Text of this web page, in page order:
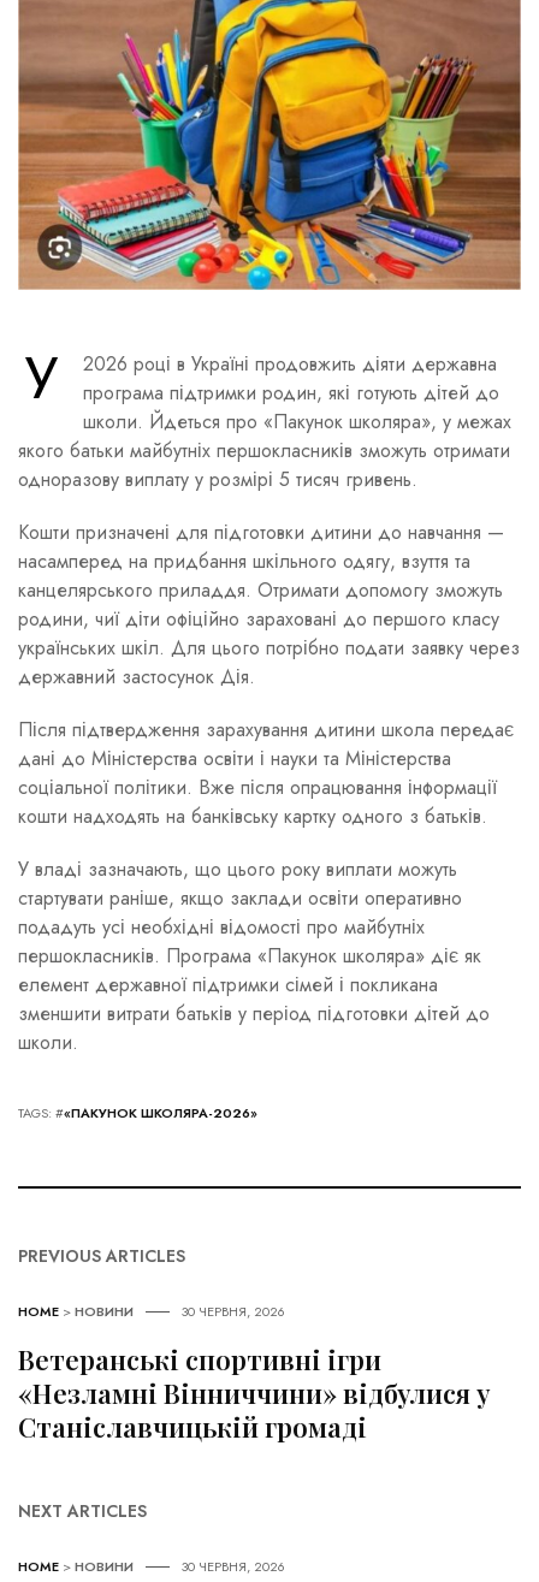
У
2026 році в Україні продовжить діяти державна
програма підтримки родин, які готують дітей до
школи. Йдеться про «Пакунок школяра», у межах
якого батьки майбутніх першокласників зможуть отримати
одноразову виплату у розмірі 5 тисяч гривень.
Кошти призначені для підготовки дитини до навчання —
насамперед на придбання шкільного одягу, взуття та
канцелярського приладдя. Отримати допомогу зможуть
родини, чиї діти офіційно зараховані до першого класу
українських шкіл. Для цього потрібно подати заявку через
державний застосунок Дія.
Після підтвердження зарахування дитини школа передає
дані до Міністерства освіти і науки та Міністерства
соціальної політики. Вже після опрацювання інформації
кошти надходять на банківську картку одного з батьків.
У владі зазначають, що цього року виплати можуть
стартувати раніше, якщо заклади освіти оперативно
подадуть усі необхідні відомості про майбутніх
першокласників. Програма «Пакунок школяра» діє як
елемент державної підтримки сімей і покликана
зменшити витрати батьків у період підготовки дітей до
школи.
TAGS: #«ПАКУНОК ШКОЛЯРА-2026»
PREVIOUS ARTICLES
HOME >НОВИНИ 30 ЧЕРВНЯ, 2026
Ветеранські спортивні ігри
«Незламні Вінниччини» відбулися у
Станіславчицькій громаді
NEXT ARTICLES
HOME >НОВИНИ 30 ЧЕРВНЯ, 2026